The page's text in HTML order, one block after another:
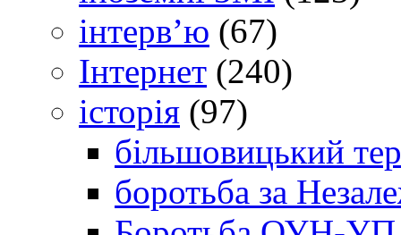
інтерв’ю (67)
Інтернет (240)
історія (97)
більшовицький
боротьба за